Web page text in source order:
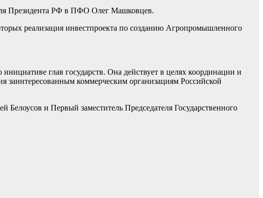
Президента РФ в ПФО Олег Машковцев.
реализация инвестпроекта по созданию Агропромышленного
глав государств. Она действует в целях координации и
заинтересованным коммерческим организациям Российской
и Первый заместитель Председателя Государственного